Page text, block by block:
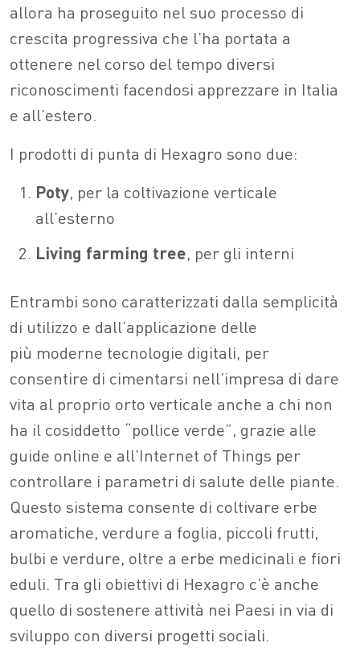
allora ha proseguito nel suo processo di
crescita progressiva che l’ha portata a
ottenere nel corso del tempo diversi
riconoscimenti facendosi apprezzare in Italia
e all’estero.
I prodotti di punta di Hexagro sono due:
Poty, per la coltivazione verticale
all’esterno
Living farming tree, per gli interni
Entrambi sono caratterizzati dalla semplicità
di utilizzo e dall’applicazione delle
più moderne tecnologie digitali, per
consentire di cimentarsi nell’impresa di dare
vita al proprio orto verticale anche a chi non
ha il cosiddetto “pollice verde”, grazie alle
guide online e all’Internet of Things per
controllare i parametri di salute delle piante.
Questo sistema consente di coltivare erbe
aromatiche, verdure a foglia, piccoli frutti,
bulbi e verdure, oltre a erbe medicinali e fiori
eduli. Tra gli obiettivi di Hexagro c’è anche
quello di sostenere attività nei Paesi in via di
sviluppo con diversi progetti sociali.